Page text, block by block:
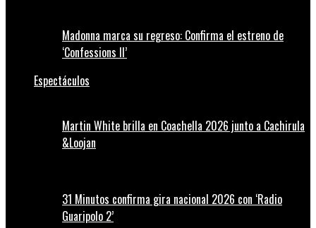
Madonna marca su regreso: Confirma el estreno de
‘Confessions II’
Espectáculos
Martin White brilla en Coachella 2026 junto a Cachirula
&Loojan
31 Minutos confirma gira nacional 2026 con ‘Radio
Guaripolo 2’